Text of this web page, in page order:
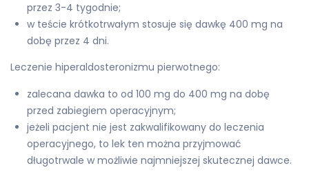
przez 3-4 tygodnie;
w teście krótkotrwałym stosuje się dawkę 400 mg na
dobę przez 4 dni.
Leczenie hiperaldosteronizmu pierwotnego:
zalecana dawka to od 100 mg do 400 mg na dobę
przed zabiegiem operacyjnym;
jeżeli pacjent nie jest zakwalifikowany do leczenia
operacyjnego, to lek ten można przyjmować
długotrwale w możliwie najmniejszej skutecznej dawce.